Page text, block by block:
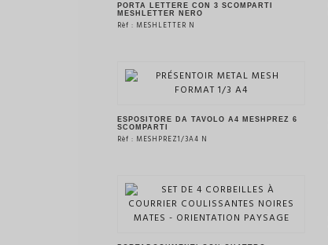
VEDERE IL PRODOTTO
PORTA LETTERE CON 3 SCOMPARTI
MESHLETTER NERO
Rèf : MESHLETTER N
VEDERE IL PRODOTTO
ESPOSITORE DA TAVOLO A4 MESHPREZ 6
SCOMPARTI
Rèf : MESHPREZ1/3A4 N